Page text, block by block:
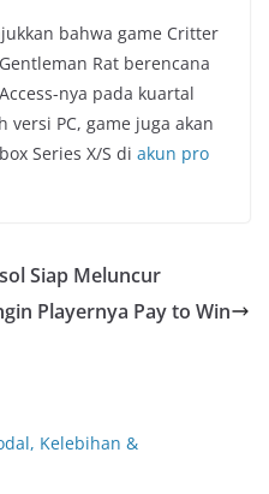
bahwa game Critter
Rat berencana
nya pada kuartal
versi PC, game juga akan
Series X/S di akun pro
Siap Meluncur
Playernya Pay to Win
Kelebihan &